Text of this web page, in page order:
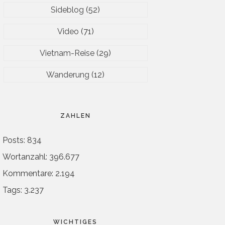
Sideblog (52)
Video (71)
Vietnam-Reise (29)
Wanderung (12)
ZAHLEN
Posts: 834
Wortanzahl: 396.677
Kommentare: 2.194
Tags: 3.237
WICHTIGES